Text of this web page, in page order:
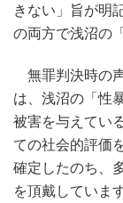
きない」旨が明
の両方で浅沼の
無罪判決時の
は、浅沼の「性
被害を与えてい
ての社会的評価
確定したのち、
を頂戴していま